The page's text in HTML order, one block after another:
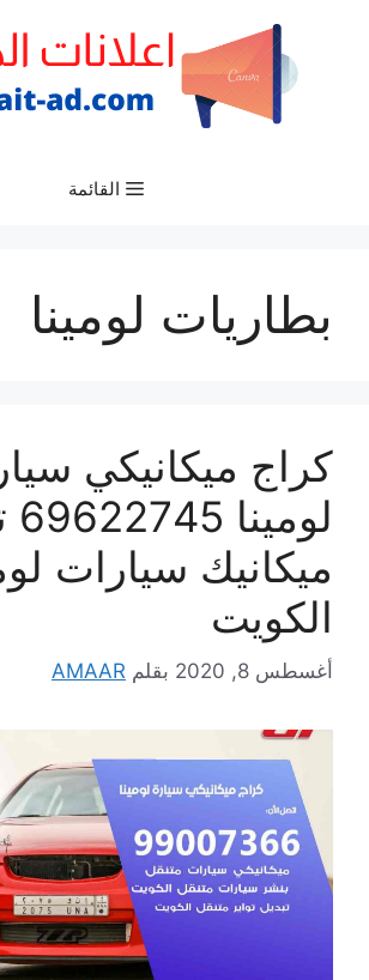
القائمة
بطاريات لومينا
كراج ميكانيكي
ميكانيك سيارات
الكويت
أغسطس 8, 2020 بقلم AMAAR